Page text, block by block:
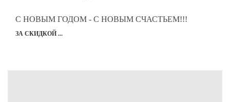
С НОВЫМ ГОДОМ - С НОВЫМ СЧАСТЬЕМ!!!
ЗА СКИДКОЙ ...